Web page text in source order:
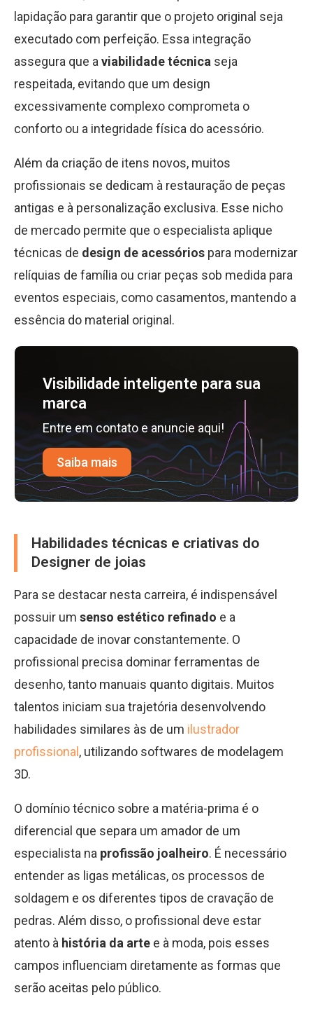
lapidação para garantir que o projeto original seja
executado com perfeição. Essa integração
assegura que a viabilidade técnica seja
respeitada, evitando que um design
excessivamente complexo comprometa o
conforto ou a integridade física do acessório.
Além da criação de itens novos, muitos
profissionais se dedicam à restauração de peças
antigas e à personalização exclusiva. Esse nicho
de mercado permite que o especialista aplique
técnicas de design de acessórios para modernizar
relíquias de família ou criar peças sob medida para
eventos especiais, como casamentos, mantendo a
essência do material original.
Visibilidade inteligente para sua
marca
Entre em contato e anuncie aqui!
Saiba mais
Habilidades técnicas e criativas do
Designer de joias
Para se destacar nesta carreira, é indispensável
possuir um senso estético refinado e a
capacidade de inovar constantemente. O
profissional precisa dominar ferramentas de
desenho, tanto manuais quanto digitais. Muitos
talentos iniciam sua trajetória desenvolvendo
habilidades similares às de um ilustrador
profissional , utilizando softwares de modelagem
3D.
O domínio técnico sobre a matéria-prima é o
diferencial que separa um amador de um
especialista na profissão joalheiro. É necessário
entender as ligas metálicas, os processos de
soldagem e os diferentes tipos de cravação de
pedras. Além disso, o profissional deve estar
atento à história da arte e à moda, pois esses
campos influenciam diretamente as formas que
serão aceitas pelo público.